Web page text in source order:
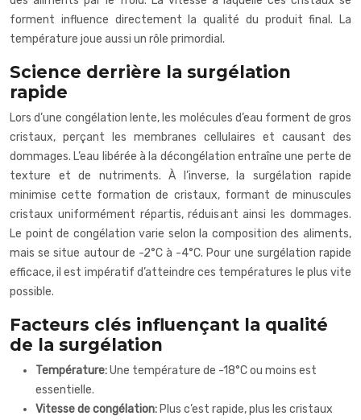
forment influence directement la qualité du produit final. La
température joue aussi un rôle primordial.
Science derrière la surgélation
rapide
Lors d’une congélation lente, les molécules d’eau forment de gros
cristaux, perçant les membranes cellulaires et causant des
dommages. L’eau libérée à la décongélation entraîne une perte de
texture et de nutriments. À l’inverse, la surgélation rapide
minimise cette formation de cristaux, formant de minuscules
cristaux uniformément répartis, réduisant ainsi les dommages.
Le point de congélation varie selon la composition des aliments,
mais se situe autour de -2°C à -4°C. Pour une surgélation rapide
efficace, il est impératif d’atteindre ces températures le plus vite
possible.
Facteurs clés influençant la qualité
de la surgélation
Température:Une température de -18°C ou moins est
essentielle.
Vitesse de congélation: Plus c’est rapide, plus les cristaux